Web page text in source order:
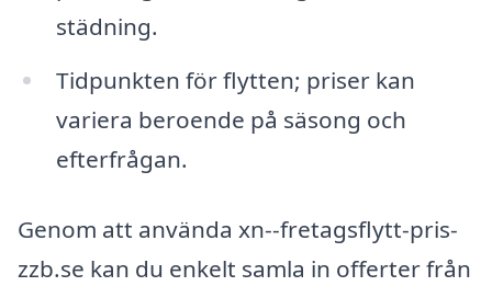
städning.
Tidpunkten för flytten; priser kan
variera beroende på säsong och
efterfrågan.
Genom att använda xn--fretagsflytt-pris-
zzb.se kan du enkelt samla in offerter från